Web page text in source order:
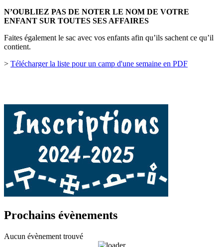
N’OUBLIEZ PAS DE NOTER LE NOM DE VOTRE
ENFANT SUR TOUTES SES AFFAIRES
Faites également le sac avec vos enfants afin qu’ils sachent ce qu’il
contient.
> Télécharger la liste pour un camp d'une semaine en PDF
Prochains évènements
Aucun évènement trouvé